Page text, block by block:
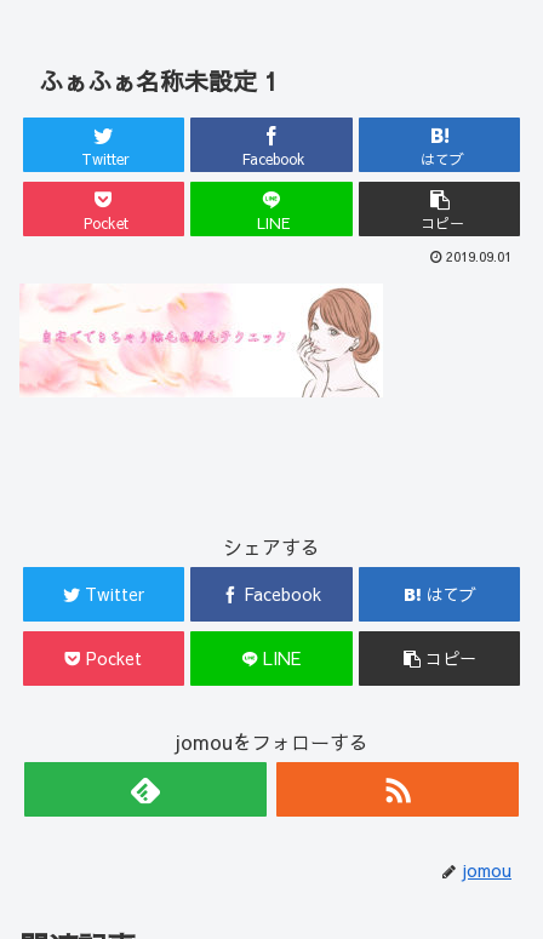
ふぁふぁ名称未設定 1
Twitter Facebook はてブ
Pocket LINE コピー
2019.09.01
シェアする
Twitter Facebook はてブ
Pocket LINE コピー
jomouをフォローする
jomou